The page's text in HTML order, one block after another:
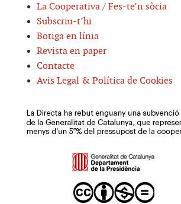
La Cooperativa / Fes-te’n sòcia
Subscriu-t’hi
Botiga en línia
Revista en paper
Contacte
Avis Legal & Política de Cookies